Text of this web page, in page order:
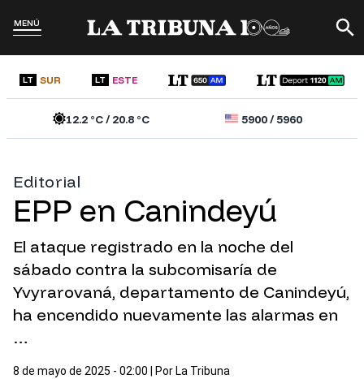
MENÚ
LT SUR LT ESTE
12.2°C /20.8°C 5900/5960
Editorial
EPP en Canindeyú
El ataque registrado en la noche del
sábado contra la subcomisaría de
Yvyrarovaná, departamento de Canindeyú,
ha encendido nuevamente las alarmas en
…
8 de mayo de 2025 - 02:00 | Por La Tribuna